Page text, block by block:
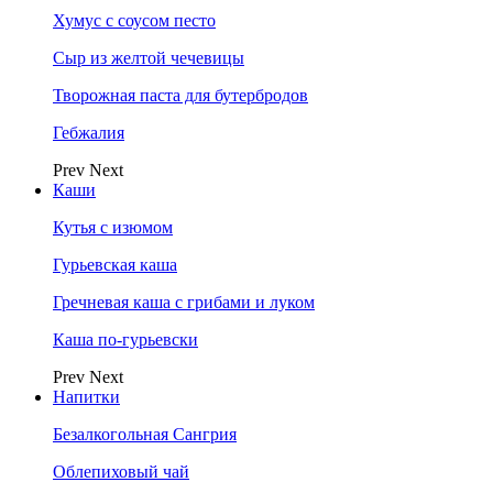
Хумус с соусом песто
Сыр из желтой чечевицы
Творожная паста для бутербродов
Гебжалия
Prev Next
Каши
Кутья с изюмом
Гурьевская каша
Гречневая каша с грибами и луком
Каша по-гурьевски
Prev Next
Напитки
Безалкогольная Сангрия
Облепиховый чай